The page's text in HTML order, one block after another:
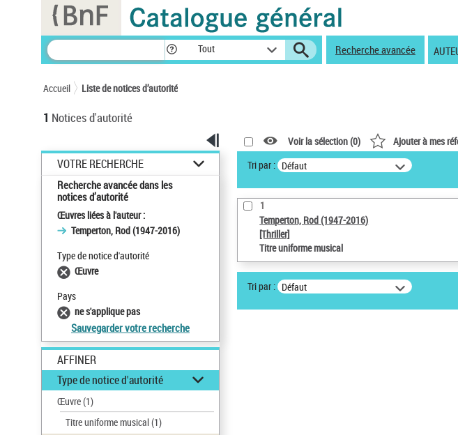
Tout Recherche avancée
Accueil Liste de notices d’autorité
1 Notices d'autorité
VOTRE RECHERCHE
Recherche avancée dans les
notices d’autorité
Œuvres liées à l'auteur :
Temperton, Rod (1947-2016)
Type de notice d'autorité
Œuvre
Pays
ne s'applique pas
Sauvegarder votre recherche
AFFINER
Type de notice d'autorité
Œuvre(1)
Titre uniforme musical(1)
Voir la sélection (0) Ajouter à mes
Tri par : Défaut
1
Temperton, Rod (1947-2016)
[Thriller]
Titre uniforme musical
Tri par : Défaut
Panneau de gestion des cookies